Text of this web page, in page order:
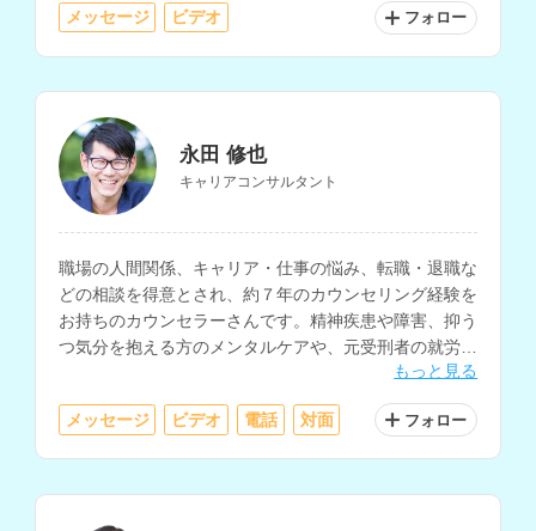
メッセージ ビデオ フォロー
永田 修也
キャリアコンサルタント
職場の人間関係、キャリア・仕事の悩み、転職・退職な
どの相談を得意とされ、約７年のカウンセリング経験を
お持ちのカウンセラーさんです。精神疾患や障害、抑う
つ気分を抱える方のメンタルケアや、元受刑者の就労支
もっと見る
メッセージ ビデオ 電話 対面 フォロー